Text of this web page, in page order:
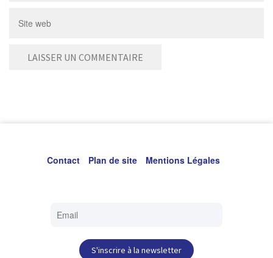
Contact Plan de site Mentions Légales